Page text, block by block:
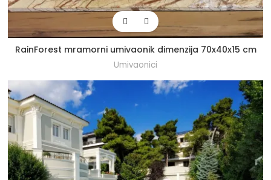
RainForest mramorni umivaonik dimenzija 70x40x15 cm
Umivaonici